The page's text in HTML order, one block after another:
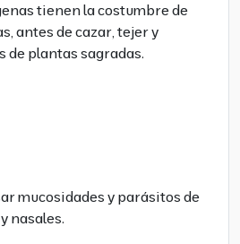
tienen la costumbre de
antes de cazar, tejer y
de plantas sagradas.
mucosidades y parásitos de
nasales.